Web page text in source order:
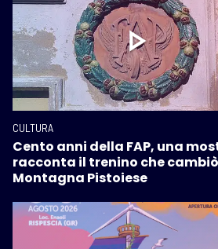
CULTURA
Cento anni della FAP, una
racconta il trenino che
Montagna Pistoiese